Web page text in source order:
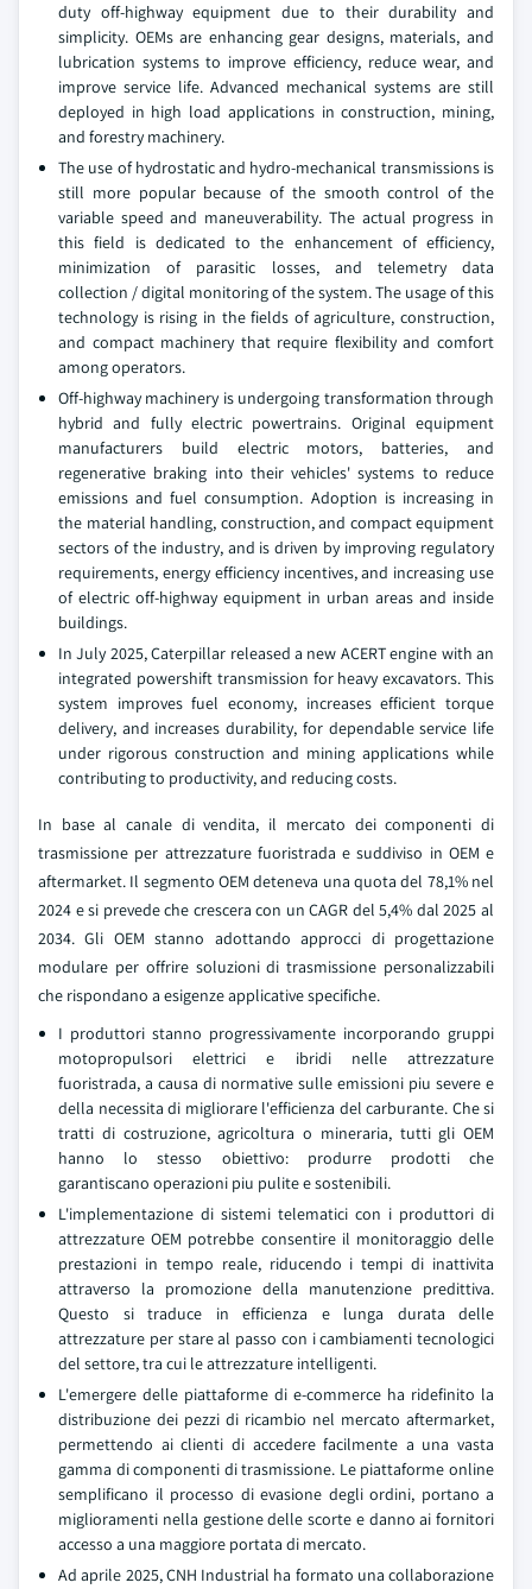
duty off-highway equipment due to their durability and
simplicity. OEMs are enhancing gear designs, materials, and
lubrication systems to improve efficiency, reduce wear, and
improve service life. Advanced mechanical systems are still
deployed in high load applications in construction, mining,
and forestry machinery.
The use of hydrostatic and hydro-mechanical transmissions is
still more popular because of the smooth control of the
variable speed and maneuverability. The actual progress in
this field is dedicated to the enhancement of efficiency,
minimization of parasitic losses, and telemetry data
collection / digital monitoring of the system. The usage of this
technology is rising in the fields of agriculture, construction,
and compact machinery that require flexibility and comfort
among operators.
Off-highway machinery is undergoing transformation through
hybrid and fully electric powertrains. Original equipment
manufacturers build electric motors, batteries, and
regenerative braking into their vehicles' systems to reduce
emissions and fuel consumption. Adoption is increasing in
the material handling, construction, and compact equipment
sectors of the industry, and is driven by improving regulatory
requirements, energy efficiency incentives, and increasing use
of electric off-highway equipment in urban areas and inside
buildings.
In July 2025, Caterpillar released a new ACERT engine with an
integrated powershift transmission for heavy excavators. This
system improves fuel economy, increases efficient torque
delivery, and increases durability, for dependable service life
under rigorous construction and mining applications while
contributing to productivity, and reducing costs.
In base al canale di vendita, il mercato dei componenti di
trasmissione per attrezzature fuoristrada e suddiviso in OEM e
aftermarket. Il segmento OEM deteneva una quota del 78,1% nel
2024 e si prevede che crescera con un CAGR del 5,4% dal 2025 al
2034. Gli OEM stanno adottando approcci di progettazione
modulare per offrire soluzioni di trasmissione personalizzabili
che rispondano a esigenze applicative specifiche.
I produttori stanno progressivamente incorporando gruppi
motopropulsori elettrici e ibridi nelle attrezzature
fuoristrada, a causa di normative sulle emissioni piu severe e
della necessita di migliorare l'efficienza del carburante. Che si
tratti di costruzione, agricoltura o mineraria, tutti gli OEM
hanno lo stesso obiettivo: produrre prodotti che
garantiscano operazioni piu pulite e sostenibili.
L'implementazione di sistemi telematici con i produttori di
attrezzature OEM potrebbe consentire il monitoraggio delle
prestazioni in tempo reale, riducendo i tempi di inattivita
attraverso la promozione della manutenzione predittiva.
Questo si traduce in efficienza e lunga durata delle
attrezzature per stare al passo con i cambiamenti tecnologici
del settore, tra cui le attrezzature intelligenti.
L'emergere delle piattaforme di e-commerce ha ridefinito la
distribuzione dei pezzi di ricambio nel mercato aftermarket,
permettendo ai clienti di accedere facilmente a una vasta
gamma di componenti di trasmissione. Le piattaforme online
semplificano il processo di evasione degli ordini, portano a
miglioramenti nella gestione delle scorte e danno ai fornitori
accesso a una maggiore portata di mercato.
Ad aprile 2025, CNH Industrial ha formato una collaborazione